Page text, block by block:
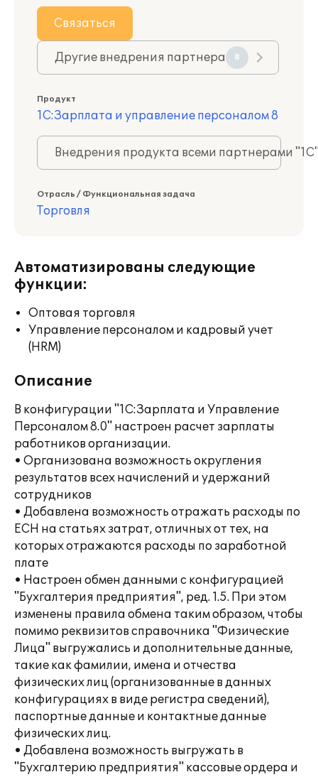
Связаться
Другие внедрения партнера 8
Продукт
1С:Зарплата и управление персоналом 8
Внедрения продукта всеми партнерами
Отрасль / Функциональная задача
Торговля
Автоматизированы следующие
функции:
Оптовая торговля
Управление персоналом и кадровый учет
(HRM)
Описание
В конфигурации "1С:Зарплата и Управление
Персоналом 8.0" настроен расчет зарплаты
работников организации.
• Организована возможность округления
результатов всех начислений и удержаний
сотрудников
• Добавлена возможность отражать расходы по
ЕСН на статьях затрат, отличных от тех, на
которых отражаются расходы по заработной
плате
• Настроен обмен данными с конфигурацией
"Бухгалтерия предприятия", ред. 1.5. При этом
изменены правила обмена таким образом, чтобы
помимо реквизитов справочника "Физические
Лица" выгружались и дополнительные данные,
такие как фамилии, имена и отчества
физических лиц (организованные в данных
конфигурациях в виде регистра сведений),
паспортные данные и контактные данные
физических лиц.
• Добавлена возможность выгружать в
"Бухгалтерию предприятия" кассовые ордера и